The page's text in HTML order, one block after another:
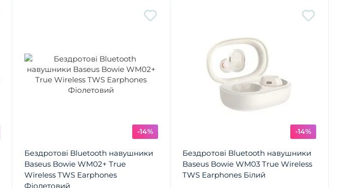
-14%
Бездротові Bluetooth навушники
Baseus Bowie WM02+ True
Wireless TWS Earphones
Фіолетовий
-14%
Бездротові Bluetooth навушники
Baseus Bowie WM03 True Wireless
TWS Earphones Білий